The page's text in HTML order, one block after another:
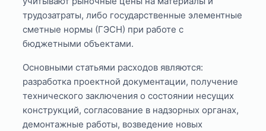
трудозатраты, либо государственные элементные
сметные нормы (ГЭСН) при работе с
бюджетными объектами.
Основными статьями расходов являются:
разработка проектной документации, получение
технического заключения о состоянии несущих
конструкций, согласование в надзорных органах,
демонтажные работы, возведение новых